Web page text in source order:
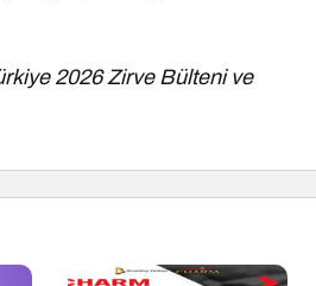
2026 Zirve Bülteni ve